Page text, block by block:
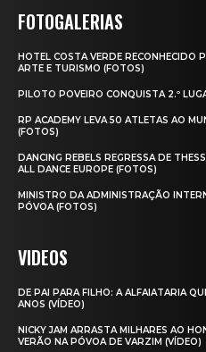
FOTOGALERIAS
HOTEL COSTA VERDE RECONHECIDO
ARTE E TURISMO (FOTOS)
PILOTO POVEIRO CONQUISTA 2.º
RP ACADEMY LEVA 50 ATLETAS AO
(FOTOS)
DANCING REBELS REGRESSA DE
ALL DANCE EUROPE (FOTOS)
MINISTRO DA ADMINISTRAÇÃO
PÓVOA (FOTOS)
VIDEOS
DE PAI PARA FILHO: A ALFAIATARIA
ANOS (VÍDEO)
NICKY JAM ARRASTA MILHARES AO
VERÃO NA PÓVOA DE VARZIM (VÍDEO)